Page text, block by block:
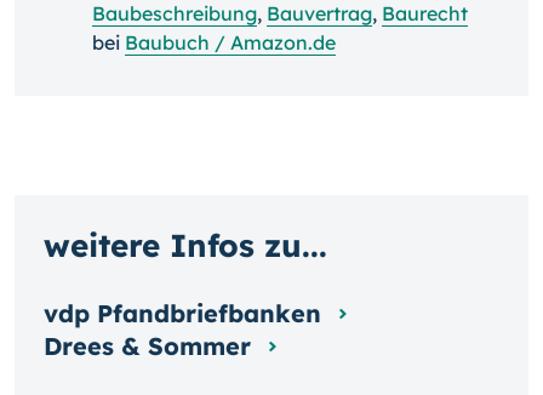
Baubeschreibung, Bauvertrag, Baurecht
bei Baubuch / Amazon.de
weitere Infos zu...
vdp Pfandbriefbanken
Drees & Sommer